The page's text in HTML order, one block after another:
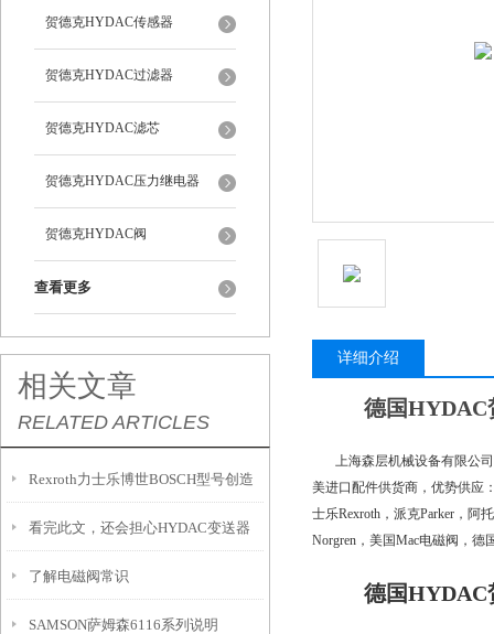
贺德克HYDAC传感器
贺德克HYDAC过滤器
贺德克HYDAC滤芯
贺德克HYDAC压力继电器
贺德克HYDAC阀
查看更多
相关文章
RELATED ARTICLES
Rexroth力士乐博世BOSCH型号创造
未来上海森层
看完此文，还会担心HYDAC变送器
在使用过程中常见故障吗？
了解电磁阀常识
SAMSON萨姆森6116系列说明
详细介绍
德国HYDAC
上海森层机械设备有限公
美进口配件供货商，优势供应
士乐Rexroth，派克Parker，阿
Norgren，美国Mac电磁阀，
德国HYDAC